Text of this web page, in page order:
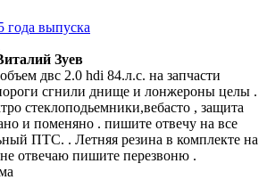
Зуев
двс 2.0 hdi 84.л.с. на запчасти
сгнили днище и лонжероны целы .
стеклоподьемники,вебасто , защита
и поменяно . пишите отвечу на все
ПТС. . Летняя резина в комплекте на
отвечаю пишите перезвоню .